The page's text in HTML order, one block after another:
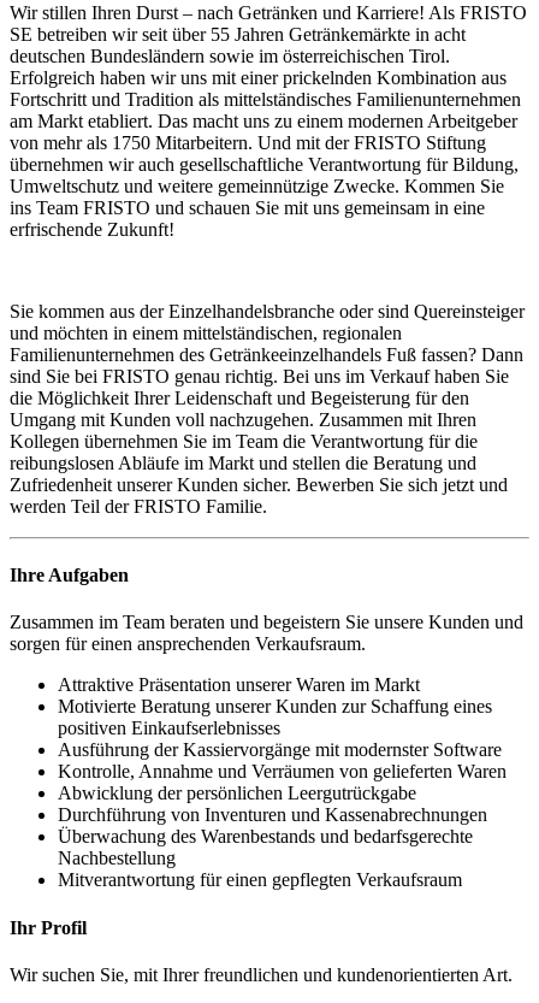
Wir stillen Ihren Durst – nach Getränken und Karriere! Als FRISTO
SE betreiben wir seit über 55 Jahren Getränkemärkte in acht
deutschen Bundesländern sowie im österreichischen Tirol.
Erfolgreich haben wir uns mit einer prickelnden Kombination aus
Fortschritt und Tradition als mittelständisches Familienunternehmen
am Markt etabliert. Das macht uns zu einem modernen Arbeitgeber
von mehr als 1750 Mitarbeitern. Und mit der FRISTO Stiftung
übernehmen wir auch gesellschaftliche Verantwortung für Bildung,
Umweltschutz und weitere gemeinnützige Zwecke. Kommen Sie
ins Team FRISTO und schauen Sie mit uns gemeinsam in eine
erfrischende Zukunft!
Sie kommen aus der Einzelhandelsbranche oder sind Quereinsteiger
und möchten in einem mittelständischen, regionalen
Familienunternehmen des Getränkeeinzelhandels Fuß fassen? Dann
sind Sie bei FRISTO genau richtig. Bei uns im Verkauf haben Sie
die Möglichkeit Ihrer Leidenschaft und Begeisterung für den
Umgang mit Kunden voll nachzugehen. Zusammen mit Ihren
Kollegen übernehmen Sie im Team die Verantwortung für die
reibungslosen Abläufe im Markt und stellen die Beratung und
Zufriedenheit unserer Kunden sicher. Bewerben Sie sich jetzt und
werden Teil der FRISTO Familie.
Ihre Aufgaben
Zusammen im Team beraten und begeistern Sie unsere Kunden und
sorgen für einen ansprechenden Verkaufsraum.
Attraktive Präsentation unserer Waren im Markt
Motivierte Beratung unserer Kunden zur Schaffung eines
positiven Einkaufserlebnisses
Ausführung der Kassiervorgänge mit modernster Software
Kontrolle, Annahme und Verräumen von gelieferten Waren
Abwicklung der persönlichen Leergutrückgabe
Durchführung von Inventuren und Kassenabrechnungen
Überwachung des Warenbestands und bedarfsgerechte
Nachbestellung
Mitverantwortung für einen gepflegten Verkaufsraum
Ihr Profil
Wir suchen Sie, mit Ihrer freundlichen und kundenorientierten Art.